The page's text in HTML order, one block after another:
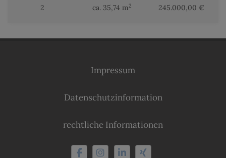
2 ca. 35,74 m2 245.000,00 €
Impressum
Datenschutzinformation
rechtliche Informationen